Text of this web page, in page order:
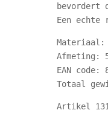
bevordert
Een echte
Materiaal:
Afmeting:
EAN code:
Totaal
Artikel